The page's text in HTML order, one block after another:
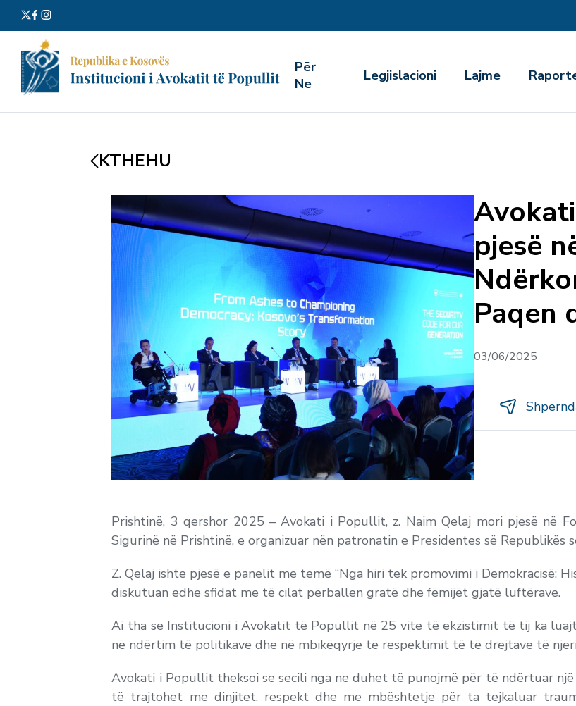
Për
Ne
Legjislacioni Lajme
KTHEHU
pjesë
Paqen
03/06/2025
Prishtinë, 3 qershor 2025 – Avokati i Popullit, z. Naim Qelaj mori pjesë në
Sigurinë në Prishtinë, e organizuar nën patronatin e Presidentes së Republikës
Z. Qelaj ishte pjesë e panelit me temë “Nga hiri tek promovimi i Demokracisë:
diskutuan edhe sfidat me të cilat përballen gratë dhe fëmijët gjatë luftërave.
Ai tha se Institucioni i Avokatit të Popullit në 25 vite të ekzistimit të tij ka
në ndërtim të politikave dhe në mbikëqyrje të respektimit të të drejtave të
Avokati i Popullit theksoi se secili nga ne duhet të punojmë për të ndërtuar
të trajtohet me dinjitet, respekt dhe me mbështetje për ta tejkaluar